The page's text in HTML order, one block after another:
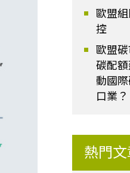
歐盟
控
歐盟
碳配
動國
口業？
熱門文